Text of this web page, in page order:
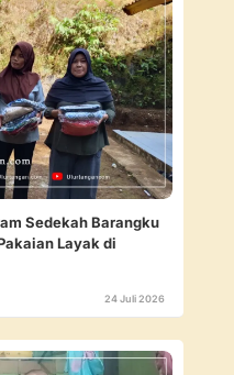
Sedekah Barangku
Layak di
24 Juli 2026